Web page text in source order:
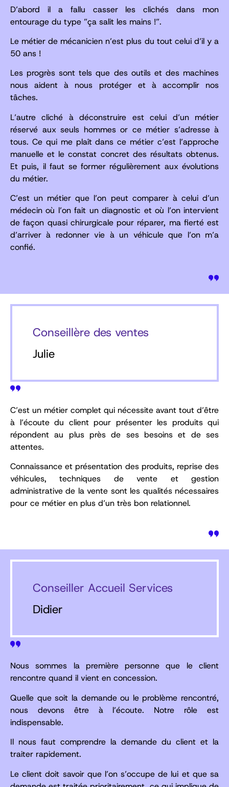
D’abord il a fallu casser les clichés dans mon
entourage du type ”ça salit les mains !”.
Le métier de mécanicien n’est plus du tout celui d’il y a
50 ans !
Les progrès sont tels que des outils et des machines
nous aident à nous protéger et à accomplir nos
tâches.
L’autre cliché à déconstruire est celui d’un métier
réservé aux seuls hommes or ce métier s’adresse à
tous. Ce qui me plaît dans ce métier c’est l’approche
manuelle et le constat concret des résultats obtenus.
Et puis, il faut se former régulièrement aux évolutions
du métier.
C’est un métier que l’on peut comparer à celui d’un
médecin où l’on fait un diagnostic et où l’on intervient
de façon quasi chirurgicale pour réparer, ma fierté est
d’arriver à redonner vie à un véhicule que l’on m’a
confié.
Conseillère des ventes
Julie
C’est un métier complet qui nécessite avant tout d’être
à l’écoute du client pour présenter les produits qui
répondent au plus près de ses besoins et de ses
attentes.
Connaissance et présentation des produits, reprise des
véhicules, techniques de vente et gestion
administrative de la vente sont les qualités nécessaires
pour ce métier en plus d’un très bon relationnel.
Conseiller Accueil Services
Didier
Nous sommes la première personne que le client
rencontre quand il vient en concession.
Quelle que soit la demande ou le problème rencontré,
nous devons être à l’écoute. Notre rôle est
indispensable.
Il nous faut comprendre la demande du client et la
traiter rapidement.
Le client doit savoir que l’on s’occupe de lui et que sa